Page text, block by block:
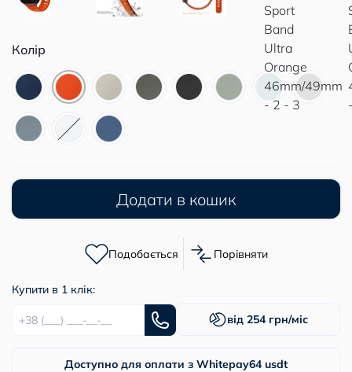
Колір
Додати в кошик
Подобається Порівняти
Купити в 1 клік:
від 254 грн/міс
Доступно для оплати з Whitepay64 usdt